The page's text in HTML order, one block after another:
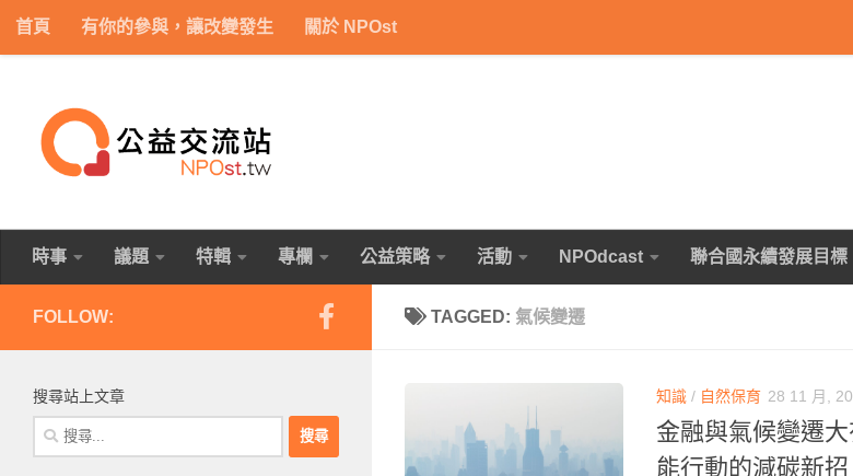
Skip to content
首頁 有你的參與，讓改變發生 關於 NPOst
時事 議題 特輯 專欄 公益策略 活動 NPOdcast 聯合國永續發展目標
TAGGED: 氣候變遷
知識 / 自然保育 28 11 月,
金融與氣候變遷
能行動的減碳新招
FOLLOW:
搜尋站上文章
搜
尋